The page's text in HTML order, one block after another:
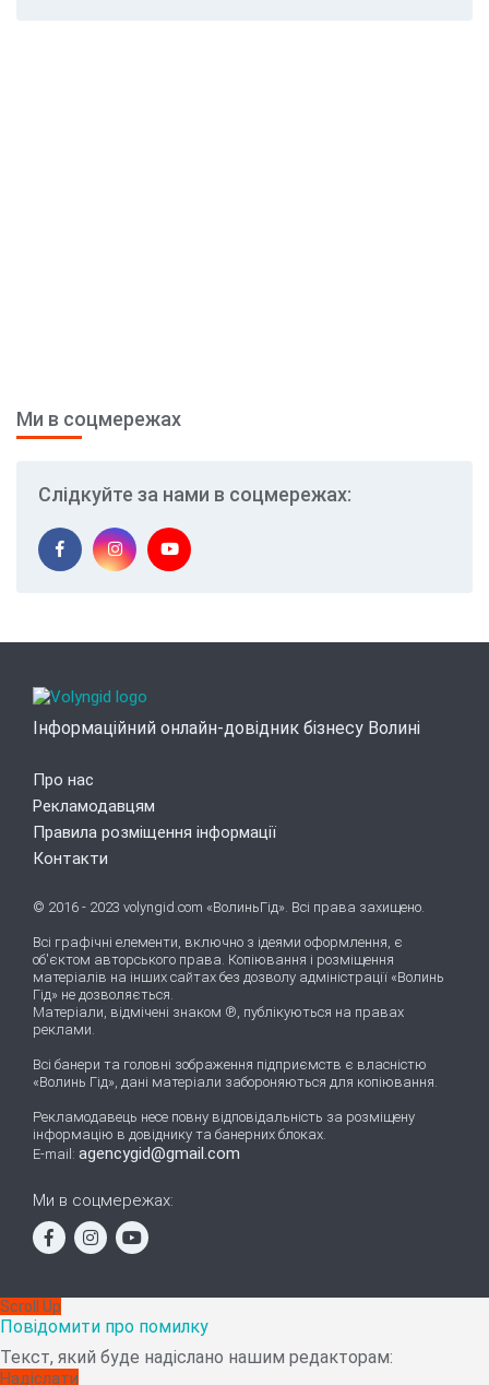
Ми в соцмережах
Слідкуйте за нами в соцмережах:
Інформаційний онлайн-довідник бізнесу Волині
Про нас
Рекламодавцям
Правила розміщення інформації
Контакти
© 2016 - 2023 volyngid.com «ВолиньГід». Всі права захищено.
Всі графічні елементи, включно з ідеями оформлення, є
об'єктом авторського права. Копіювання і розміщення
матеріалів на інших сайтах без дозволу адміністрації «Волинь
Гід» не дозволяється.
Матеріали, відмічені знаком ℗, публікуються на правах
реклами.
Всі банери та головні зображення підприємств є власністю
«Волинь Гід», дані матеріали забороняються для копіювання.
Рекламодавець несе повну відповідальність за розміщену
інформацію в довіднику та банерних блоках.
E-mail: agencygid@gmail.com
Ми в соцмережах:
Scroll Up
Повідомити про помилку
Текст, який буде надіслано нашим редакторам:
Надіслати